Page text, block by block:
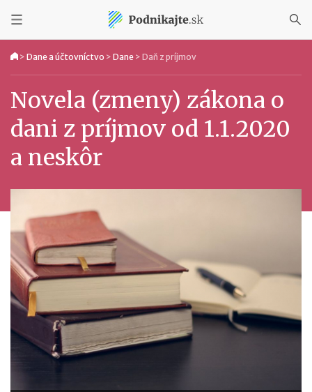
> Dane a účtovníctvo > Dane > Daň z príjmov
Novela (zmeny) zákona o
dani z príjmov od 1.1.2020
a neskôr